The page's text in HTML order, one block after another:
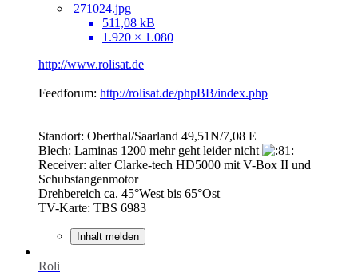
271024.jpg
511,08 kB
1.920 × 1.080
http://www.rolisat.de
Feedforum: http://rolisat.de/phpBB/index.php
Standort: Oberthal/Saarland 49,51N/7,08 E
Blech: Laminas 1200 mehr geht leider nicht
Receiver: alter Clarke-tech HD5000 mit V-Box II und
Schubstangenmotor
Drehbereich ca. 45°West bis 65°Ost
TV-Karte: TBS 6983
Inhalt melden
Roli